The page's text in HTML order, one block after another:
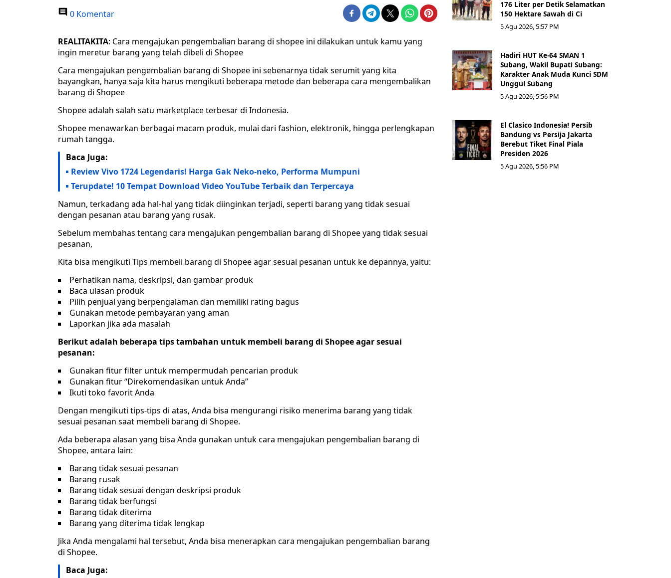
0 Komentar
REALITAKITA: Cara mengajukan pengembalian barang di shopee ini dilakukan untuk kamu yang
ingin meretur barang yang telah dibeli di Shopee
Cara mengajukan pengembalian barang di Shopee ini sebenarnya tidak serumit yang kita
bayangkan, hanya saja kita harus mengikuti beberapa metode dan beberapa cara mengembalikan
barang di Shopee
Shopee adalah salah satu marketplace terbesar di Indonesia.
Shopee menawarkan berbagai macam produk, mulai dari fashion, elektronik, hingga perlengkapan
rumah tangga.
Baca Juga:
Review Vivo 1724 Legendaris! Harga Gak Neko-neko, Performa Mumpuni
Terupdate! 10 Tempat Download Video YouTube Terbaik dan Terpercaya
Namun, terkadang ada hal-hal yang tidak diinginkan terjadi, seperti barang yang tidak sesuai
dengan pesanan atau barang yang rusak.
Sebelum membahas tentang cara mengajukan pengembalian barang di Shopee yang tidak sesuai
pesanan,
Kita bisa mengikuti Tips membeli barang di Shopee agar sesuai pesanan untuk ke depannya, yaitu:
Perhatikan nama, deskripsi, dan gambar produk
Baca ulasan produk
Pilih penjual yang berpengalaman dan memiliki rating bagus
Gunakan metode pembayaran yang aman
Laporkan jika ada masalah
Berikut adalah beberapa tips tambahan untuk membeli barang di Shopee agar sesuai
pesanan:
Gunakan fitur filter untuk mempermudah pencarian produk
Gunakan fitur “Direkomendasikan untuk Anda”
Ikuti toko favorit Anda
Dengan mengikuti tips-tips di atas, Anda bisa mengurangi risiko menerima barang yang tidak
sesuai pesanan saat membeli barang di Shopee.
Ada beberapa alasan yang bisa Anda gunakan untuk cara mengajukan pengembalian barang di
Shopee, antara lain:
Barang tidak sesuai pesanan
Barang rusak
Barang tidak sesuai dengan deskripsi produk
Barang tidak berfungsi
Barang tidak diterima
Barang yang diterima tidak lengkap
Jika Anda mengalami hal tersebut, Anda bisa menerapkan cara mengajukan pengembalian barang
di Shopee.
Baca Juga:
176 Liter per Detik Selamatkan
150 Hektare Sawah di Ci
5 Agu 2026, 5:57 PM
Hadiri HUT Ke-64 SMAN 1
Subang, Wakil Bupati Subang:
Karakter Anak Muda Kunci SDM
Unggul Subang
5 Agu 2026, 5:56 PM
El Clasico Indonesia! Persib
Bandung vs Persija Jakarta
Berebut Tiket Final Piala
Presiden 2026
5 Agu 2026, 5:56 PM